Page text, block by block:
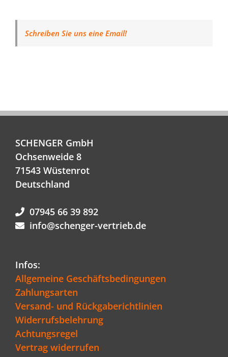
Schreiben Sie uns eine Email!
SCHENGER GmbH
Ochsenweide 8
71543 Wüstenrot
Deutschland
07945 66 39 892
info@schenger-vertrieb.de
Infos:
Allgemeine Geschäftsbedingungen
Zahlungsarten
Versand- und Rückgaberichtlinien
Widerrufsbelehrung
Achtungsregel
Vertrag widerrufen